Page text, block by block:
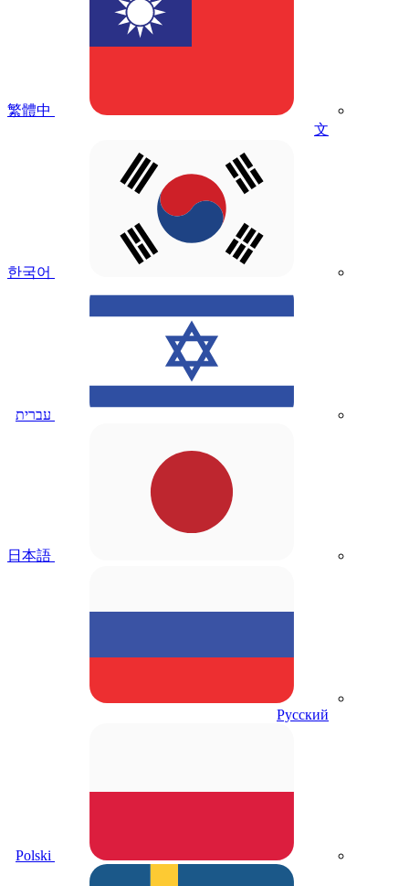
繁體中
文
한국어
עברית
日本語
Русский
Polski